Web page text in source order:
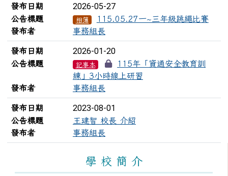
發布日期 2026-05-27
公告標題 相簿
115.05.27一~三年級跳繩比賽
發布者
事務組長
發布日期 2026-01-20
公告標題 記事本
115年「資通安全教育訓
練」3小時線上研習
發布者
事務組長
發布日期 2023-08-01
公告標題
王建智 校長 介紹
發布者
事務組長
學 校 簡 介